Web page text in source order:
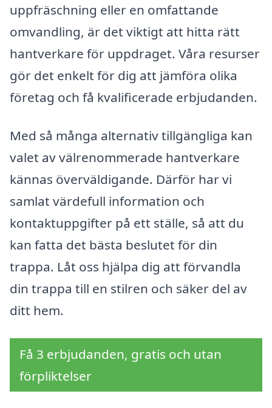
uppfräschning eller en omfattande
omvandling, är det viktigt att hitta rätt
hantverkare för uppdraget. Våra resurser
gör det enkelt för dig att jämföra olika
företag och få kvalificerade erbjudanden.
Med så många alternativ tillgängliga kan
valet av välrenommerade hantverkare
kännas överväldigande. Därför har vi
samlat värdefull information och
kontaktuppgifter på ett ställe, så att du
kan fatta det bästa beslutet för din
trappa. Låt oss hjälpa dig att förvandla
din trappa till en stilren och säker del av
ditt hem.
Få 3 erbjudanden, gratis och utan
förpliktelser